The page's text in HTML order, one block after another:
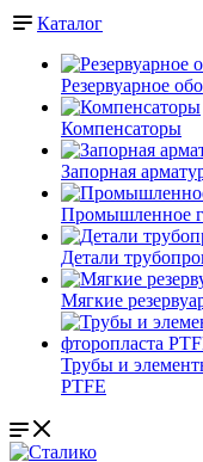
Каталог
Резервуарное
Компенсаторы
Запорная
Промышленное
Детали
Мягкие
Трубы и
PTFE